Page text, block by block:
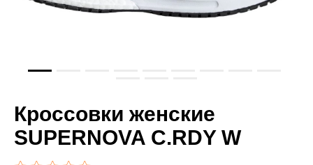
Кроссовки женские
SUPERNOVA C.RDY W